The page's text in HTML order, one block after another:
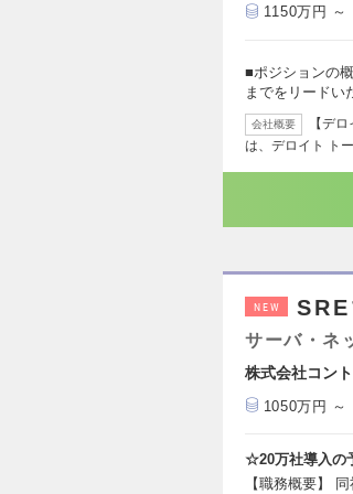
1150万円 ～
■ポジションの
までをリードい
会社概要
【デ
は、デロイト ト
NEW
サーバ・ネ
株式会社コン
1050万円 ～
☆20万社導入の
【職務概要】